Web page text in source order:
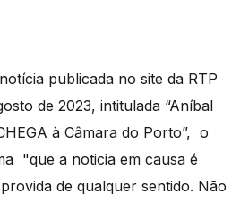
publicada no site da RTP
de 2023, intitulada “Aníbal
à Câmara do Porto”, o
"que a noticia em causa é
de qualquer sentido. Não